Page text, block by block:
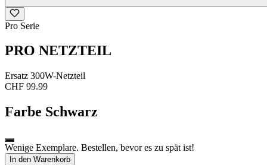
Pro Serie
PRO NETZTEIL
Ersatz 300W-Netzteil
CHF 99.99
Farbe Schwarz
Wenige Exemplare. Bestellen, bevor es zu spät ist!
In den Warenkorb